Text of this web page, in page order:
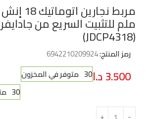
ملم للتثبيت السريع من جادايفر
(JDCP4318)
رمز المنتج:6942210209924
3.500د.ا30 متوفر في المخزون
30 متوفر في المخزون